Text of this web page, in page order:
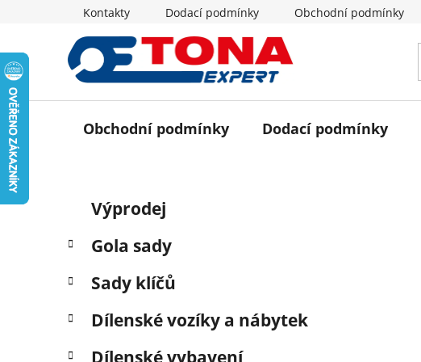
Kontakty Dodací podmínky Obchodní podmínky
Obchodní podmínky Dodací podmínky
s
r
n
n
Přeskočit
kategorie
e
o
i
Výprodej
Gola sady
Sady klíčů
Dílenské vozíky a nábytek
Dílenské vybavení